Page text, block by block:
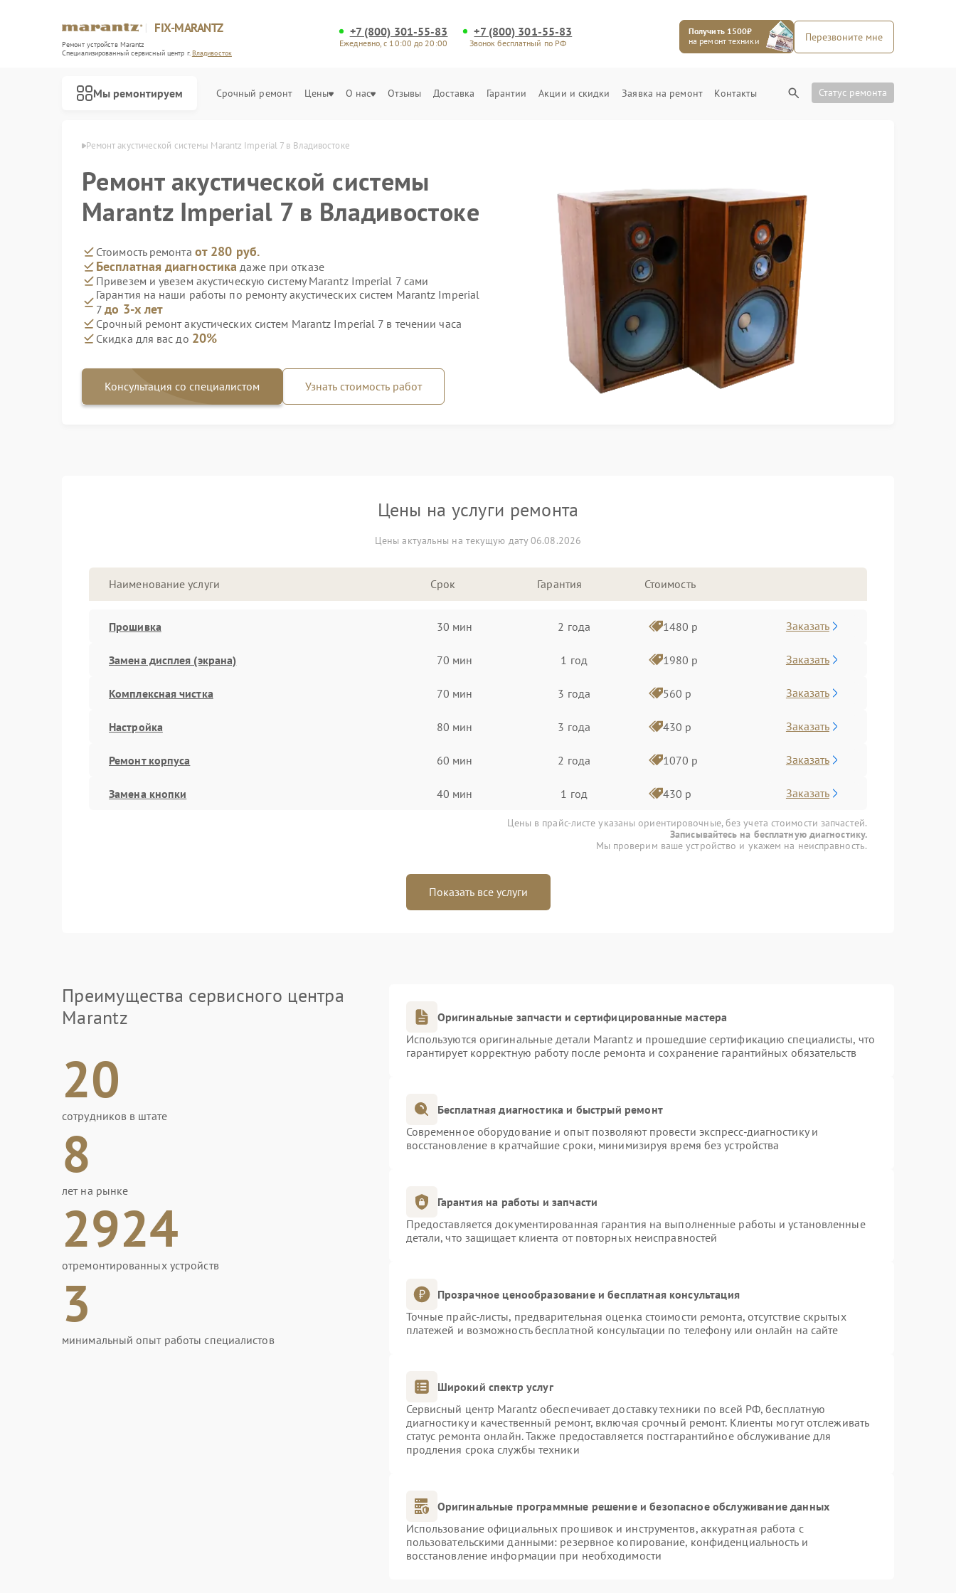
FIX-MARANTZ
Ремонт устройств Marantz
Специализированный cервисный центр г.Владивосток
+7 (800) 301-55-83
Ежедневно, с 10:00 до 20:00
+7 (800) 301-55-83
Звонок бесплатный по РФ
Получить 1500₽
на ремонт техники
Перезвоните мне
Мы ремонтируем Срочный ремонт Цены О нас Отзывы Доставка Гарантии Акции и скидки Заявка на ремонт Контакты Статус ремонта
Ремонт акустической системы Marantz Imperial 7 в Владивостоке
Ремонт акустической системы
Marantz Imperial 7 в Владивостоке
Стоимость ремонта от 280 руб.
Бесплатная диагностика даже при отказе
Привезем и увезем акустическую систему Marantz Imperial 7 сами
Гарантия на наши работы по ремонту акустических систем Marantz Imperial
7до 3-х лет
Срочный ремонт акустических систем Marantz Imperial 7 в течении часа
Скидка для вас до 20%
Консультация со специалистом Узнать стоимость работ
Цены на услуги ремонта
Цены актуальны на текущую дату 06.08.2026
Наименование услуги Срок Гарантия Стоимость
Прошивка 30 мин 2 года 1480 р Заказать
Замена дисплея (экрана) 70 мин 1 год 1980 р Заказать
Комплексная чистка 70 мин 3 года 560 р Заказать
Настройка 80 мин 3 года 430 р Заказать
Ремонт корпуса 60 мин 2 года 1070 р Заказать
Замена кнопки 40 мин 1 год 430 р Заказать
Цены в прайс-листе указаны ориентировочные, без учета стоимости запчастей.
Записывайтесь на бесплатную диагностику.
Мы проверим ваше устройство и укажем на неисправность.
Показать все услуги
Преимущества сервисного центра
Marantz
20
сотрудников в штате
8
лет на рынке
2924
отремонтированных устройств
3
минимальный опыт работы специалистов
Оригинальные запчасти и сертифицированные мастера
Используются оригинальные детали Marantz и прошедшие сертификацию специалисты, что
гарантирует корректную работу после ремонта и сохранение гарантийных обязательств
Бесплатная диагностика и быстрый ремонт
Современное оборудование и опыт позволяют провести экспресс-диагностику и
восстановление в кратчайшие сроки, минимизируя время без устройства
Гарантия на работы и запчасти
Предоставляется документированная гарантия на выполненные работы и установленные
детали, что защищает клиента от повторных неисправностей
Прозрачное ценообразование и бесплатная консультация
Точные прайс-листы, предварительная оценка стоимости ремонта, отсутствие скрытых
платежей и возможность бесплатной консультации по телефону или онлайн на сайте
Широкий спектр услуг
Сервисный центр Marantz обеспечивает доставку техники по всей РФ, бесплатную
диагностику и качественный ремонт, включая срочный ремонт. Клиенты могут отслеживать
статус ремонта онлайн. Также предоставляется постгарантийное обслуживание для
продления срока службы техники
Оригинальные программные решение и безопасное обслуживание данных
Использование официальных прошивок и инструментов, аккуратная работа с
пользовательскими данными: резервное копирование, конфиденциальность и
восстановление информации при необходимости